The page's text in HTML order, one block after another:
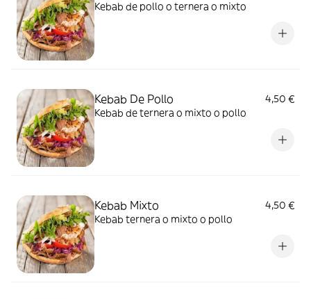
Kebab de pollo o ternera o mixto
Kebab De Pollo
4,50 €
Kebab de ternera o mixto o pollo
Kebab Mixto
4,50 €
Kebab ternera o mixto o pollo